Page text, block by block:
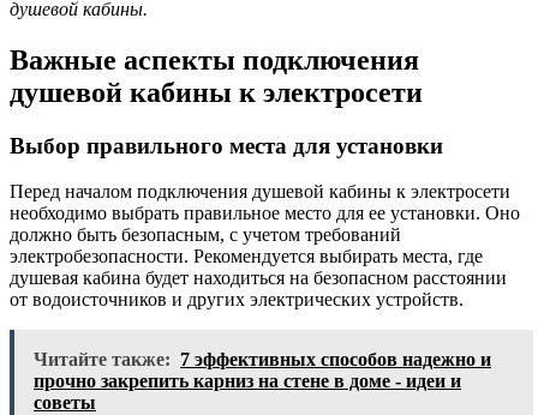
душевой кабины.
Важные аспекты подключения
душевой кабины к электросети
Выбор правильного места для установки
Перед началом подключения душевой кабины к электросети
необходимо выбрать правильное место для ее установки. Оно
должно быть безопасным, с учетом требований
электробезопасности. Рекомендуется выбирать места, где
душевая кабина будет находиться на безопасном расстоянии
от водоисточников и других электрических устройств.
Читайте также: 7 эффективных способов надежно и
прочно закрепить карниз на стене в доме - идеи и
советы